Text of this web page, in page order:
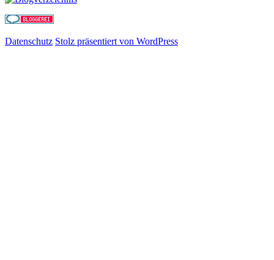
Datenschutz Stolz präsentiert von WordPress